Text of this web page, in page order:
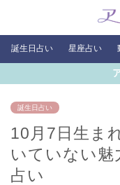
誕生日占い 星座占い
誕生日占い
10月7日生ま
いていない魅
占い